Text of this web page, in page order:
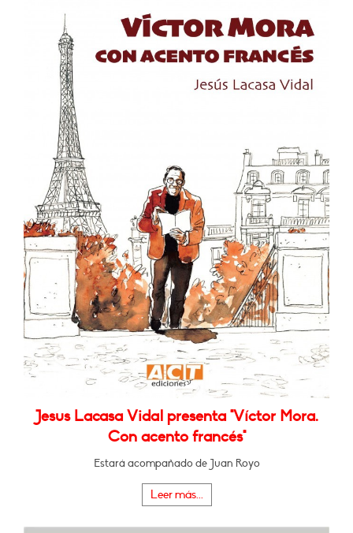
Jesus Lacasa Vidal presenta "Víctor Mora.
Con acento francés"
Estará acompañado de Juan Royo
Leer más...